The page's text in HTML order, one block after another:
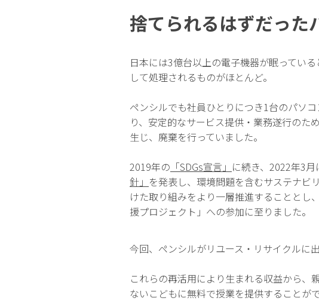
捨てられるはずだった
日本には3億台以上の電子機器が眠ってい
して処理されるものがほとんど。
ペンシルでも社員ひとりにつき1台のパソ
り、安定的なサービス提供・業務遂行のた
生じ、廃棄を行っていました。
2019年の 「SDGs宣言」 に続き、2022年3月
針」 を発表し、環境問題を含むサステナビ
けた取り組みをより一層推進することとし
援プロジェクト」への参加に至りました。
今回、ペンシルがリユース・リサイクルに
これらの再活用により生まれる収益から、
ないこどもに無料で授業を提供することがで